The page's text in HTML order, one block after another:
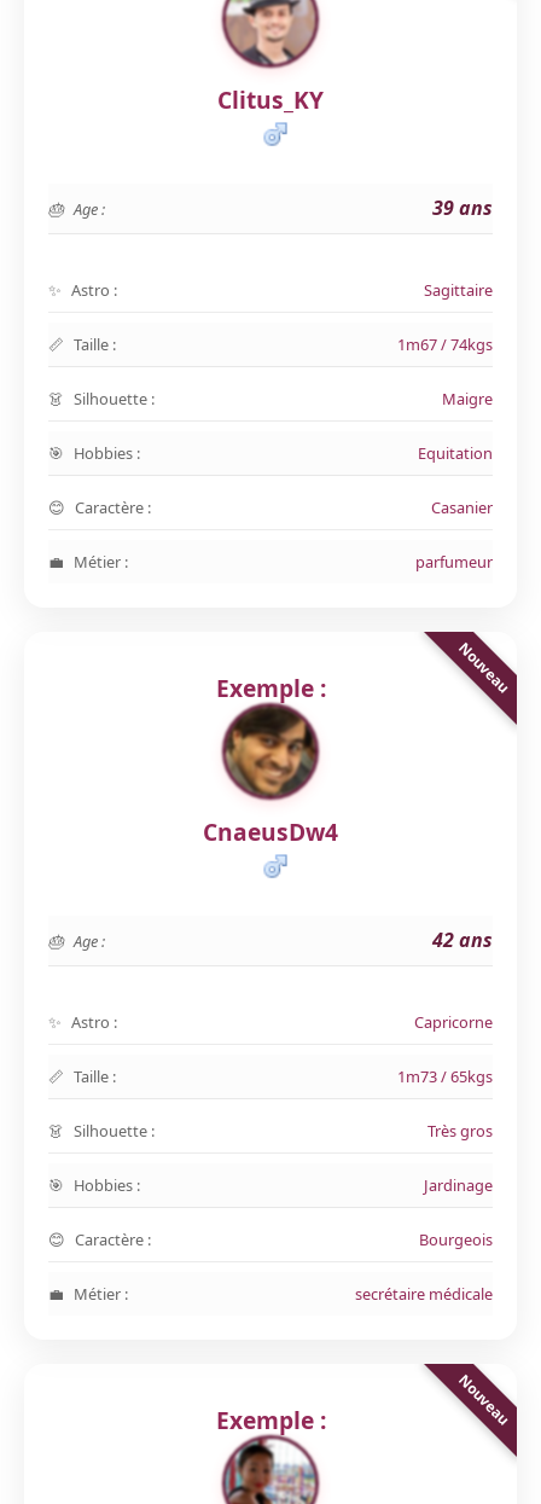
Clitus_KY
Age : 39 ans
Astro : Sagittaire
Taille : 1m67 / 74kgs
Silhouette : Maigre
Hobbies : Equitation
Caractère : Casanier
Métier : parfumeur
Exemple :
CnaeusDw4
Age : 42 ans
Astro : Capricorne
Taille : 1m73 / 65kgs
Silhouette : Très gros
Hobbies : Jardinage
Caractère : Bourgeois
Métier : secrétaire médicale
Exemple :